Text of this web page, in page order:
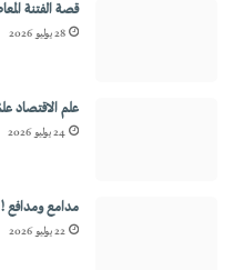
قصة الفتنة
28 يوليو 2026
علم الاقتصاد
24 يوليو 2026
مدامع ومدافع !
22 يوليو 2026